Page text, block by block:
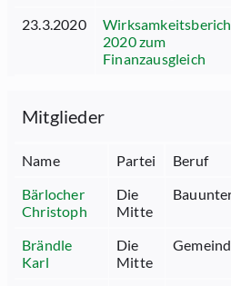
23.3.2020
2020 zum
Finanzausgleich
Mitglieder
Name Partei Beruf
Bärlocher
Christoph
Die
Mitte
Brändle
Karl
Die
Mitte